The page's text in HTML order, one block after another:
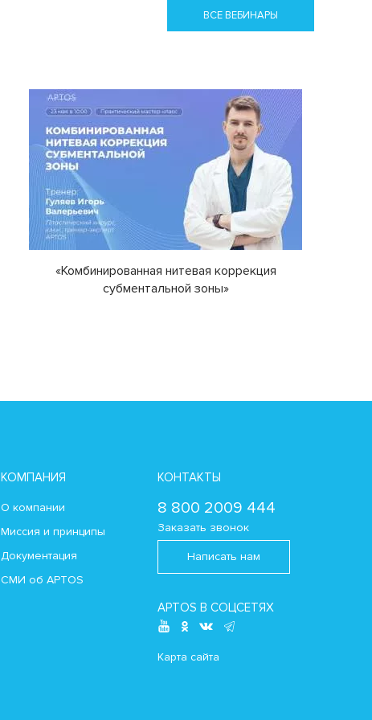
ВСЕ ВЕБИНАРЫ
«Комбинированная нитевая коррекция
субментальной зоны»
КОМПАНИЯ
О компании
Миссия и принципы
Документация
СМИ об APTOS
КОНТАКТЫ
8 800 2009 444
Заказать звонок
Написать нам
APTOS В СОЦСЕТЯХ
Карта сайта